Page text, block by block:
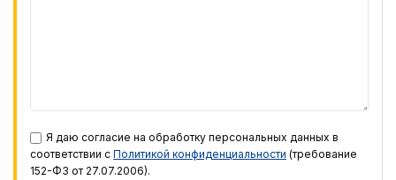
Я даю согласие на обработку персональных данных в
соответствии с Политикой конфиденциальности (требование
152-ФЗ от 27.07.2006).